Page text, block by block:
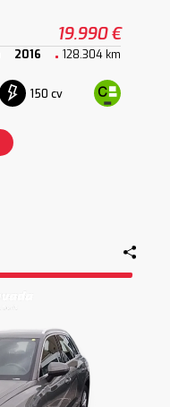
19.990 €
2016 128.304 km
150 cv